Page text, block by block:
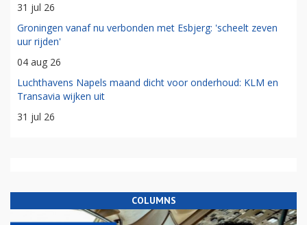
31 jul 26
Groningen vanaf nu verbonden met Esbjerg: 'scheelt zeven
uur rijden'
04 aug 26
Luchthavens Napels maand dicht voor onderhoud: KLM en
Transavia wijken uit
31 jul 26
COLUMNS